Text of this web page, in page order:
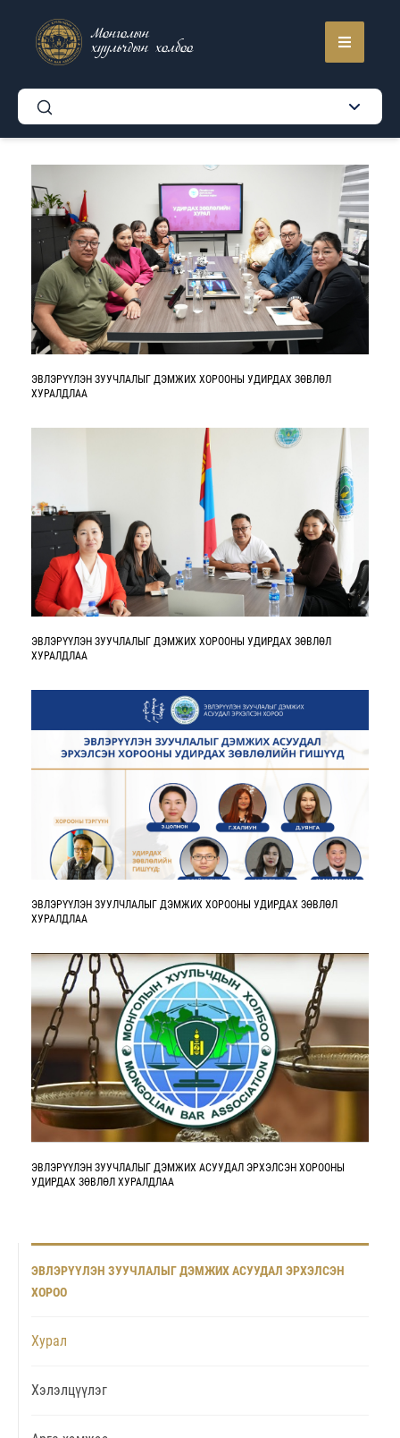
Монголын
хуульчдын холбоо
ЭВЛЭРҮҮЛЭН ЗУУЧЛАЛЫГ ДЭМЖИХ ХОРООНЫ УДИРДАХ ЗӨВЛӨЛ
ХУРАЛДЛАА
ЭВЛЭРҮҮЛЭН ЗУУЧЛАЛЫГ ДЭМЖИХ ХОРООНЫ УДИРДАХ ЗӨВЛӨЛ
ХУРАЛДЛАА
ЭВЛЭРҮҮЛЭН ЗУУЛЧЛАЛЫГ ДЭМЖИХ ХОРООНЫ УДИРДАХ ЗӨВЛӨЛ
ХУРАЛДЛАА
ЭВЛЭРҮҮЛЭН ЗУУЧЛАЛЫГ ДЭМЖИХ АСУУДАЛ ЭРХЭЛСЭН ХОРООНЫ
УДИРДАХ ЗӨВЛӨЛ ХУРАЛДЛАА
ЭВЛЭРҮҮЛЭН ЗУУЧЛАЛЫГ ДЭМЖИХ АСУУДАЛ ЭРХЭЛСЭН
ХОРОО
Хурал
Хэлэлцүүлэг